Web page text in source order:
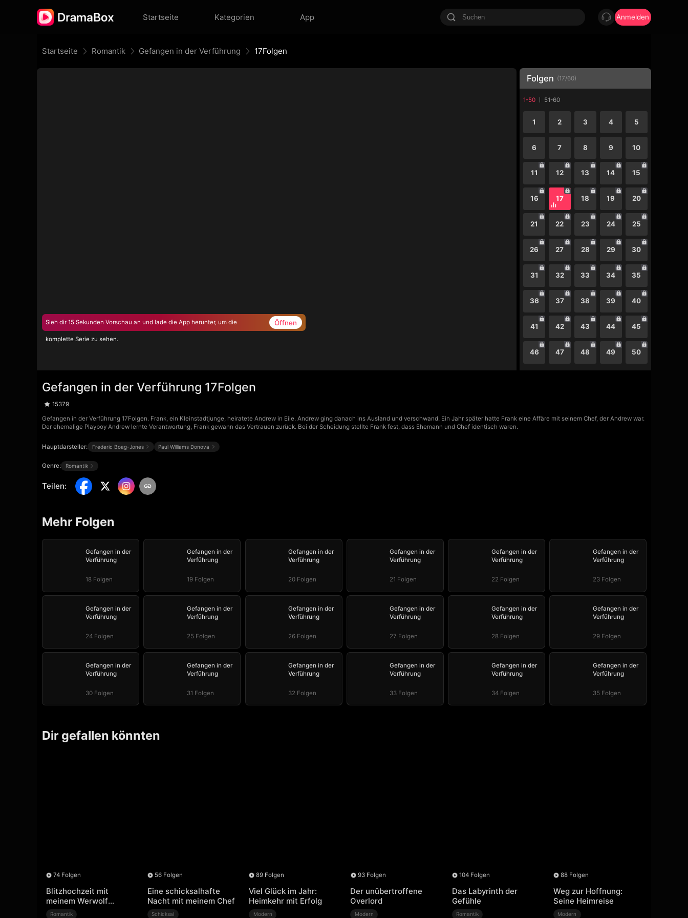
Startseite Kategorien App Anmelden
Startseite Romantik Gefangen in der Verführung 17Folgen
Sieh dir 15 Sekunden Vorschau an und lade die App herunter, um die
komplette Serie zu sehen.
Öffnen
Folgen (17/60)
1-50 51-60
1 2 3 4 5
6 7 8 9 10
11 12 13 14 15
16 17 18 19 20
21 22 23 24 25
26 27 28 29 30
31 32 33 34 35
36 37 38 39 40
41 42 43 44 45
46 47 48 49 50
Gefangen in der Verführung 17Folgen
15379
Gefangen in der Verführung 17Folgen. Frank, ein Kleinstadtjunge, heiratete Andrew in Eile. Andrew ging danach ins Ausland und verschwand. Ein Jahr später hatte Frank eine Affäre mit seinem Chef, der Andrew war.
Der ehemalige Playboy Andrew lernte Verantwortung, Frank gewann das Vertrauen zurück. Bei der Scheidung stellte Frank fest, dass Ehemann und Chef identisch waren.
Hauptdarsteller: Frederic Boag-Jones Paul Williams Donova
Genre: Romantik
Teilen:
Mehr Folgen
Gefangen in der
Verführung
18 Folgen
Gefangen in der
Verführung
19 Folgen
Gefangen in der
Verführung
20 Folgen
Gefangen in der
Verführung
21 Folgen
Gefangen in der
Verführung
22 Folgen
Gefangen in der
Verführung
23 Folgen
Gefangen in der
Verführung
24 Folgen
Gefangen in der
Verführung
25 Folgen
Gefangen in der
Verführung
26 Folgen
Gefangen in der
Verführung
27 Folgen
Gefangen in der
Verführung
28 Folgen
Gefangen in der
Verführung
29 Folgen
Gefangen in der
Verführung
30 Folgen
Gefangen in der
Verführung
31 Folgen
Gefangen in der
Verführung
32 Folgen
Gefangen in der
Verführung
33 Folgen
Gefangen in der
Verführung
34 Folgen
Gefangen in der
Verführung
35 Folgen
Dir gefallen könnten
74 Folgen
Blitzhochzeit mit
meinem Werwolf
Ehemann
Romantik
56 Folgen
Eine schicksalhafte
Nacht mit meinem Chef
Schicksal
89 Folgen
Viel Glück im Jahr:
Heimkehr mit Erfolg
Modern
93 Folgen
Der unübertroffene
Overlord
Modern
104 Folgen
Das Labyrinth der
Gefühle
Romantik
88 Folgen
Weg zur Hoffnung:
Seine Heimreise
Modern